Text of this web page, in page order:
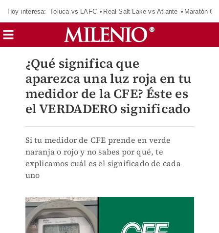
Hoy interesa: Toluca vs LAFC Real Salt Lake vs Atlante Maratón
¿Qué significa que
aparezca una luz roja en tu
medidor de la CFE? Éste es
el VERDADERO significado
Si tu medidor de CFE prende en verde
naranja o rojo y no sabes por qué, te
explicamos cuál es el significado de cada
uno